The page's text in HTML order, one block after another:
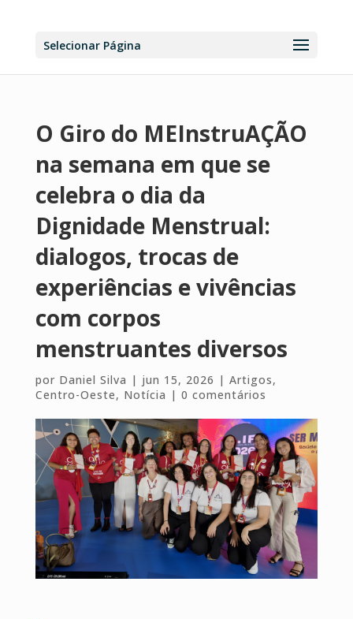
Selecionar Página
O Giro do MEInstruAÇÃO
na semana em que se
celebra o dia da
Dignidade Menstrual:
dialogos, trocas de
experiências e vivências
com corpos
menstruantes diversos
por Daniel Silva | jun 15, 2026 | Artigos,
Centro-Oeste, Notícia | 0 comentários